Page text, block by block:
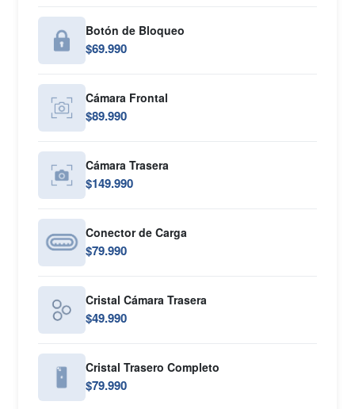
Botón de Bloqueo
$69.990
Cámara Frontal
$89.990
Cámara Trasera
$149.990
Conector de Carga
$79.990
Cristal Cámara Trasera
$49.990
Cristal Trasero Completo
$79.990